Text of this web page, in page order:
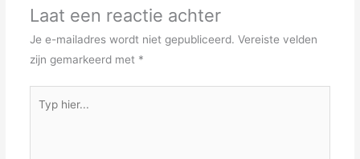
Laat een reactie achter
Je e-mailadres wordt niet gepubliceerd. Vereiste velden
zijn gemarkeerd met *
hier...